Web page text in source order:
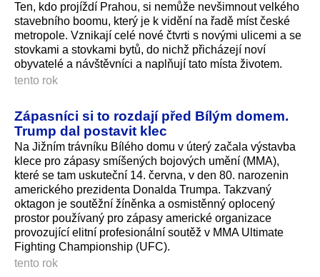
Ten, kdo projíždí Prahou, si nemůže nevšimnout velkého
stavebního boomu, který je k vidění na řadě míst české
metropole. Vznikají celé nové čtvrti s novými ulicemi a se
stovkami a stovkami bytů, do nichž přicházejí noví
obyvatelé a návštěvníci a naplňují tato místa životem.
tento rok
Zápasníci si to rozdají před Bílým domem.
Trump dal postavit klec
Na Jižním trávníku Bílého domu v úterý začala výstavba
klece pro zápasy smíšených bojových umění (MMA),
které se tam uskuteční 14. června, v den 80. narozenin
amerického prezidenta Donalda Trumpa. Takzvaný
oktagon je soutěžní žíněnka a osmistěnný oplocený
prostor používaný pro zápasy americké organizace
provozující elitní profesionální soutěž v MMA Ultimate
Fighting Championship (UFC).
tento rok